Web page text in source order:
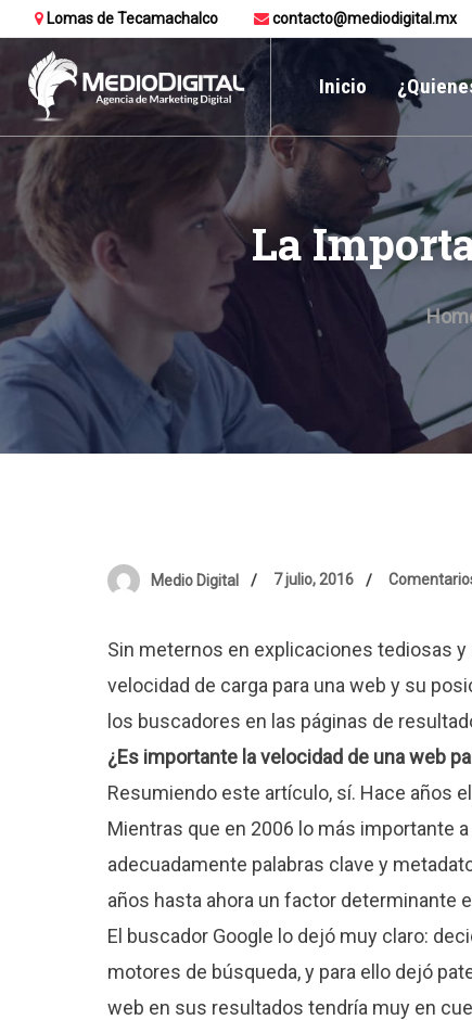
Lomas de Tecamachalco contacto@mediodigital.mx
Inicio
La
Medio Digital 7 julio, 2016
Sin meternos en explicaciones tediosas
velocidad de carga para una web y su
los buscadores en las páginas de
¿Es importante la velocidad de una web
Resumiendo este artículo, sí. Hace años
Mientras que en 2006 lo más importante
adecuadamente palabras clave y
años hasta ahora un factor determinante
El buscador Google lo dejó muy claro:
motores de búsqueda, y para ello dejó
web en sus resultados tendría muy en